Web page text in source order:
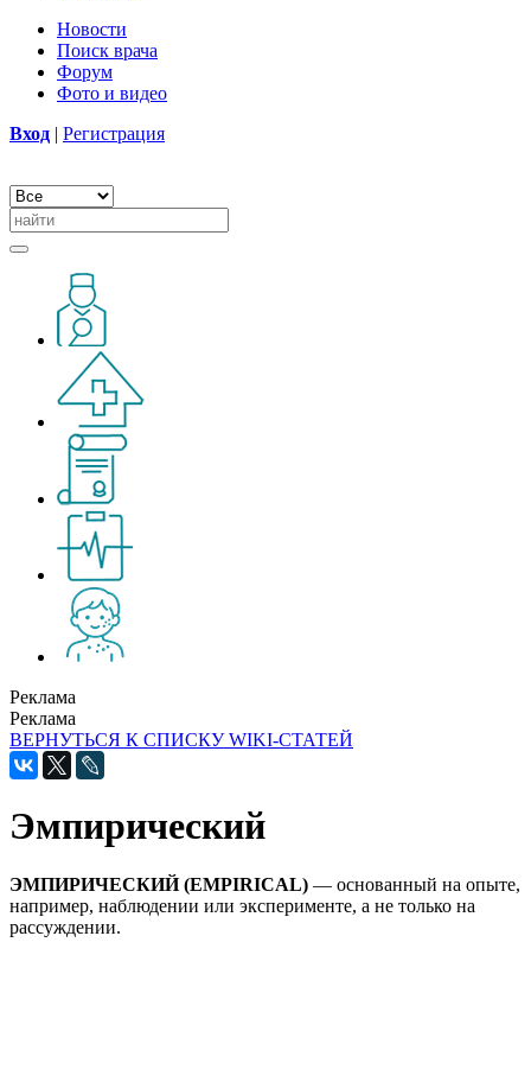
Новости
Поиск врача
Форум
Фото и видео
Вход | Регистрация
Реклама
Реклама
ВЕРНУТЬСЯ К СПИСКУ WIKI-СТАТЕЙ
Эмпирический
ЭМПИРИЧЕСКИЙ (EMPIRICAL) — основанный на опыте,
например, наблюдении или эксперименте, а не только на
рассуждении.